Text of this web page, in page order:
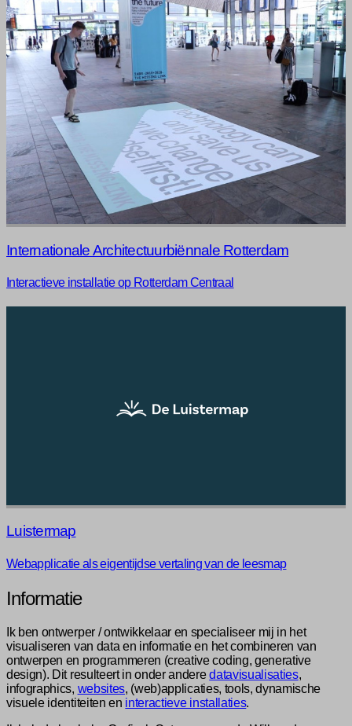
Internationale Architectuurbiënnale Rotterdam
Interactieve installatie op Rotterdam Centraal
Luistermap
Webapplicatie als eigentijdse vertaling van de leesmap
Informatie
Ik ben ontwerper / ontwikkelaar en specialiseer mij in het
visualiseren van data en informatie en het combineren van
ontwerpen en programmeren (creative coding, generative
design). Dit resulteert in onder anderedatavisualisaties,
infographics, websites, (web)applicaties, tools, dynamische
visuele identiteiten en interactieve installaties.